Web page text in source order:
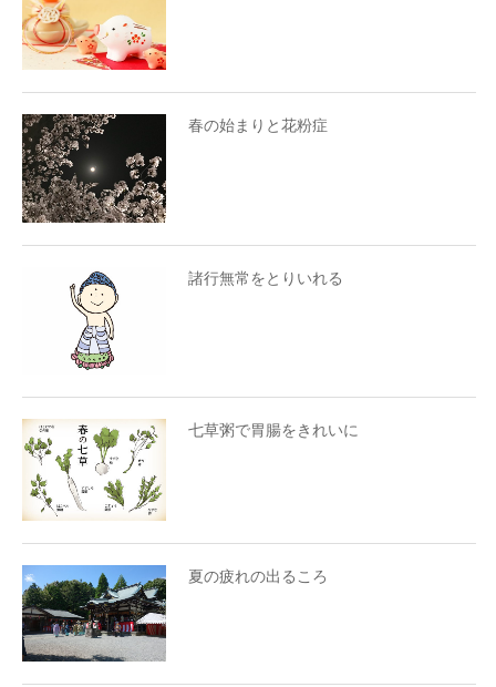
春の始まりと花粉症
諸行無常をとりいれる
七草粥で胃腸をきれいに
夏の疲れの出るころ